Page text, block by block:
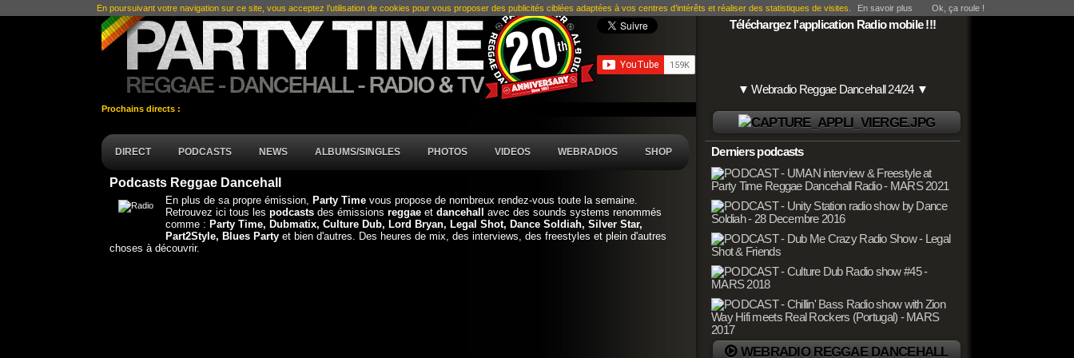
Prochains directs :
DIRECT PODCASTS NEWS ALBUMS/SINGLES PHOTOS VIDEOS WEBRADIOS SHOP
Podcasts Reggae Dancehall
En plus de sa propre émission, Party Timevous propose de nombreux rendez-vous toute la semaine.
Retrouvez ici tous lespodcasts des émissions reggae etdancehall
avec des sounds systems renommés
comme : Party Time, Dubmatix, Culture Dub, Lord Bryan, Legal Shot, Dance Soldiah, Silver Star,
Part2Style, Blues Party et bien d'autres. Des heures de mix, des interviews, des freestyles et plein d'autres
choses à découvrir.
Téléchargez l'application Radio mobile !!!
▼ Webradio Reggae Dancehall 24/24 ▼
Derniers podcasts
WEBRADIO REGGAE DANCEHALL
En poursuivant votre navigation sur ce site, vous acceptez l’utilisation de cookies pour vous proposer des publicités ciblées adaptées à vos centres d’intérêts et réaliser des statistiques de visites. En savoir plus Ok, ça roule !